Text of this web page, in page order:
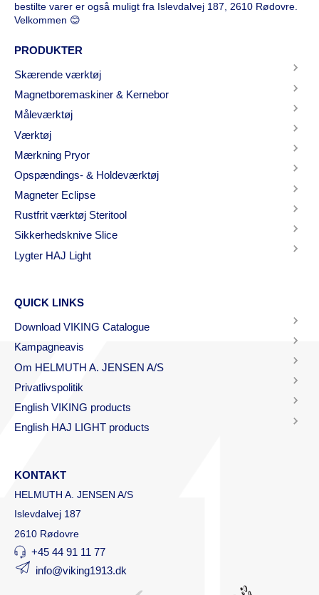
bestilte varer er også muligt fra Islevdalvej 187, 2610 Rødovre.
Velkommen 😊
PRODUKTER
Skærende værktøj
Magnetboremaskiner & Kernebor
Måleværktøj
Værktøj
Mærkning Pryor
Opspændings- & Holdeværktøj
Magneter Eclipse
Rustfrit værktøj Steritool
Sikkerhedsknive Slice
Lygter HAJ Light
QUICK LINKS
Download VIKING Catalogue
Kampagneavis
Om HELMUTH A. JENSEN A/S
Privatlivspolitik
English VIKING products
English HAJ LIGHT products
KONTAKT
HELMUTH A. JENSEN A/S
Islevdalvej 187
2610 Rødovre
+45 44 91 11 77
info@viking1913.dk